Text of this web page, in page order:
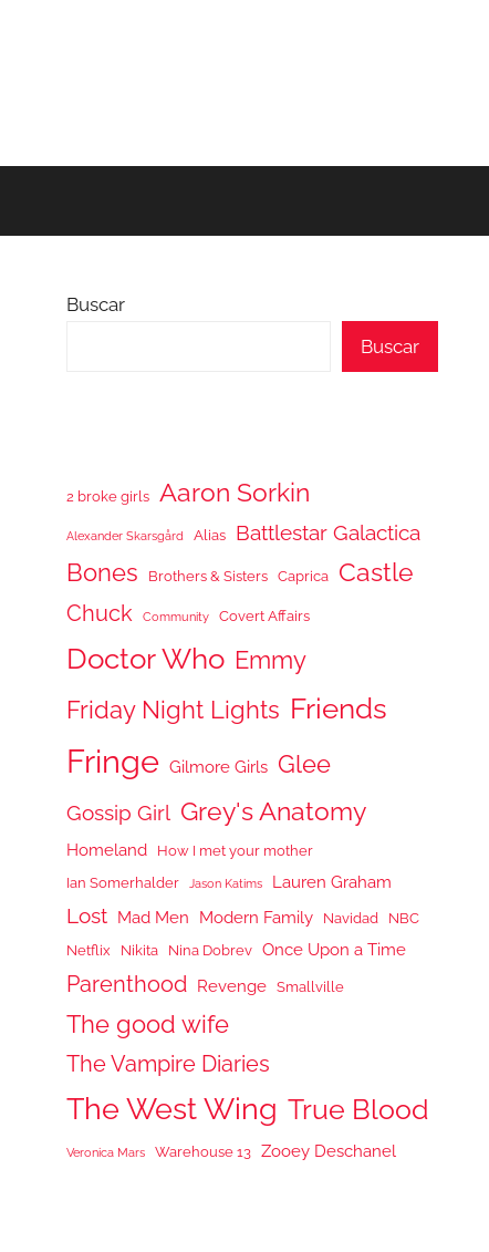
Buscar
Buscar
2 broke girls Aaron Sorkin
Alexander Skarsgård Alias Battlestar Galactica
Bones Brothers & Sisters Caprica Castle
Chuck Community Covert Affairs
Doctor Who Emmy
Friday Night Lights Friends
Fringe Gilmore Girls Glee
Gossip Girl Grey's Anatomy
Homeland
How I met your mother
Ian Somerhalder
Jason Katims Lauren Graham
Lost Mad Men Modern Family Navidad
NBC
Netflix
Nikita Nina Dobrev Once Upon a Time
Parenthood Revenge Smallville
The good wife
The Vampire Diaries
The West Wing True Blood
Veronica Mars Warehouse 13 Zooey Deschanel